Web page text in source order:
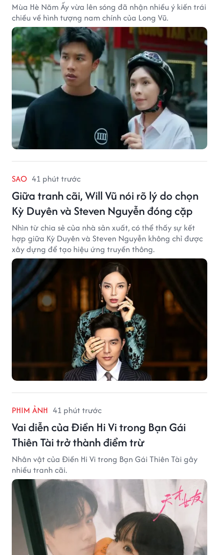
Mùa Hè Năm Ấy vừa lên sóng đã nhận nhiều ý kiến trái
chiều về hình tượng nam chính của Long Vũ.
SAO 41 phút trước
Giữa tranh cãi, Will Vũ nói rõ lý do chọn
Kỳ Duyên và Steven Nguyễn đóng cặp
Nhìn từ chia sẻ của nhà sản xuất, có thể thấy sự kết
hợp giữa Kỳ Duyên và Steven Nguyễn không chỉ được
xây dựng để tạo hiệu ứng truyền thông.
PHIM ẢNH 41 phút trước
Vai diễn của Điền Hi Vi trong Bạn Gái
Thiên Tài trở thành điểm trừ
Nhân vật của Điền Hi Vi trong Bạn Gái Thiên Tài gây
nhiều tranh cãi.